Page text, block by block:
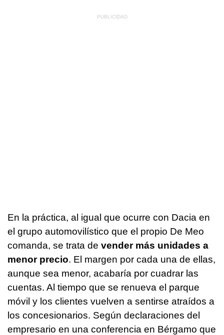
En la práctica, al igual que ocurre con Dacia en
el grupo automovilístico que el propio De Meo
comanda, se trata de vender más unidades a
menor precio. El margen por cada una de ellas,
aunque sea menor, acabaría por cuadrar las
cuentas. Al tiempo que se renueva el parque
móvil y los clientes vuelven a sentirse atraídos a
los concesionarios. Según declaraciones del
empresario en una conferencia en Bérgamo que